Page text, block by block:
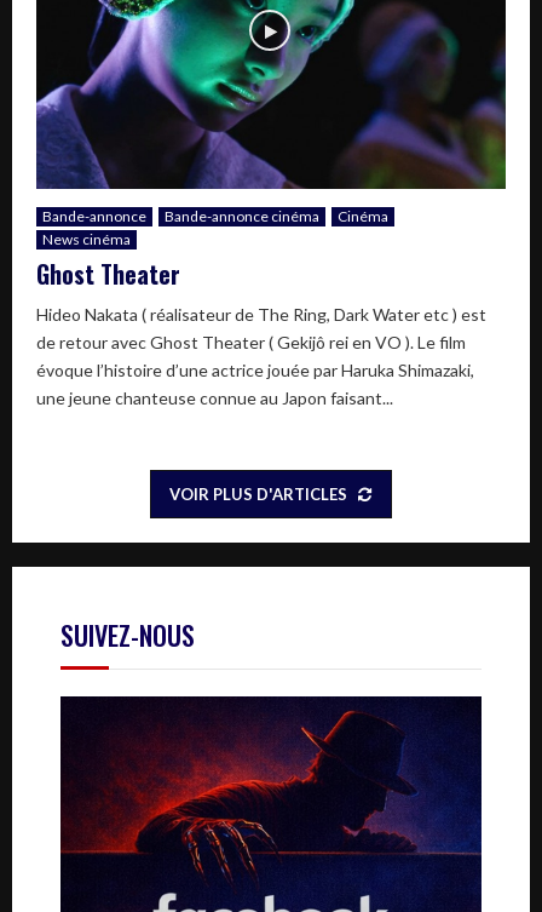
Bande-annonce Bande-annonce cinéma
Cinéma
News cinéma
Ghost Theater
Hideo Nakata ( réalisateur de The Ring, Dark Water etc ) est
de retour avec Ghost Theater ( Gekijô rei en VO ). Le film
évoque l’histoire d’une actrice jouée par Haruka Shimazaki,
une jeune chanteuse connue au Japon faisant...
VOIR PLUS D'ARTICLES
SUIVEZ-NOUS